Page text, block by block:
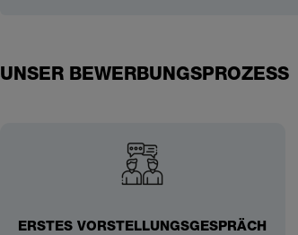
UNSER BEWERBUNGSPROZESS
ERSTES VORSTELLUNGSGESPRÄCH